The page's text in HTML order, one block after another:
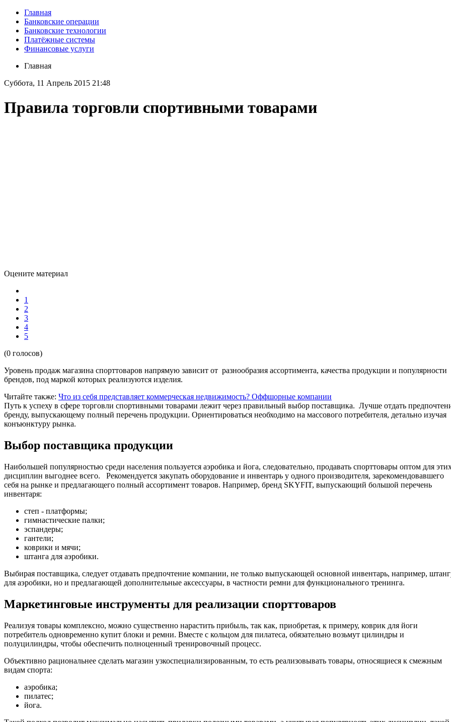
Главная
Банковские операции
Банковские технологии
Платёжные системы
Финансовые услуги
Главная
Суббота, 11 Апрель 2015 21:48
Правила торговли спортивными товарами
Оцените материал
1
2
3
4
5
(0 голосов)
Уровень продаж магазина спорттоваров напрямую зависит от разнообразия ассортимента, качества продукции и популярности
брендов, под маркой которых реализуются изделия.
Читайте также: Что из себя представляет коммерческая недвижимость? Оффшорные компании
Путь к успеху в сфере торговли спортивными товарами лежит через правильный выбор поставщика. Лучше отдать
бренду, выпускающему полный перечень продукции. Ориентироваться необходимо на массового потребителя, детально изучая
конъюнктуру рынка.
Выбор поставщика продукции
Наибольшей популярностью среди населения пользуется аэробика и йога, следовательно, продавать спорттовары оптом для
дисциплин выгоднее всего. Рекомендуется закупать оборудование и инвентарь у одного производителя, зарекомендовавшего
себя на рынке и предлагающего полный ассортимент товаров. Например, бренд SKYFIT, выпускающий большой перечень
инвентаря:
степ - платформы;
гимнастические палки;
эспандеры;
гантели;
коврики и мячи;
штанга для аэробики.
Выбирая поставщика, следует отдавать предпочтение компании, не только выпускающей основной инвентарь, например,
для аэробики, но и предлагающей дополнительные аксессуары, в частности ремни для функционального тренинга.
Маркетинговые инструменты для реализации спорттоваров
Реализуя товары комплексно, можно существенно нарастить прибыль, так как, приобретая, к примеру, коврик для йоги
потребитель одновременно купит блоки и ремни. Вместе с кольцом для пилатеса, обязательно возьмут цилиндры и
полуцилиндры, чтобы обеспечить полноценный тренировочный процесс.
Объективно рациональнее сделать магазин узкоспециализированным, то есть реализовывать товары, относящиеся к смежным
видам спорта:
аэробика;
пилатес;
йога.